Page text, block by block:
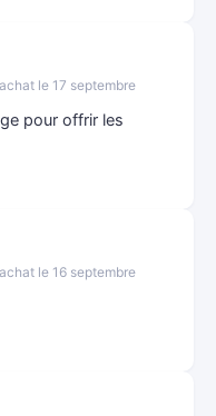
le 17 septembre
pour offrir les
le 16 septembre